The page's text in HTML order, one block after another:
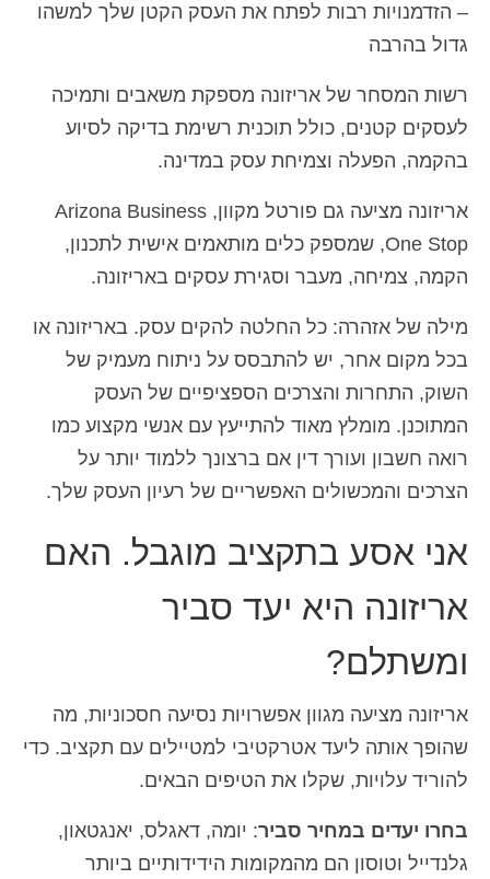
– הזדמנויות רבות לפתח את העסק הקטן שלך למשהו
גדול בהרבה
רשות המסחר של אריזונה מספקת משאבים ותמיכה
לעסקים קטנים, כולל תוכנית רשימת בדיקה לסיוע
בהקמה, הפעלה וצמיחת עסק במדינה.
אריזונה מציעה גם פורטל מקוון, Arizona Business
One Stop, שמספק כלים מותאמים אישית לתכנון,
הקמה, צמיחה, מעבר וסגירת עסקים באריזונה.
מילה של אזהרה: כל החלטה להקים עסק. באריזונה או
בכל מקום אחר, יש להתבסס על ניתוח מעמיק של
השוק, התחרות והצרכים הספציפיים של העסק
המתוכנן. מומלץ מאוד להתייעץ עם אנשי מקצוע כמו
רואה חשבון ועורך דין אם ברצונך ללמוד יותר על
הצרכים והמכשולים האפשריים של רעיון העסק שלך.
אני אסע בתקציב מוגבל. האם
אריזונה היא יעד סביר
ומשתלם?
אריזונה מציעה מגוון אפשרויות נסיעה חסכוניות, מה
שהופך אותה ליעד אטרקטיבי למטיילים עם תקציב. כדי
להוריד עלויות, שקלו את הטיפים הבאים.
בחרו יעדים במחיר סביר: יומה, דאגלס, יאנגטאון,
גלנדייל וטוסון הם מהמקומות הידידותיים ביותר